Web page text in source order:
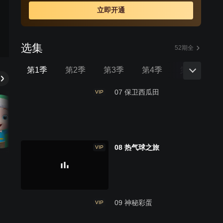
立即开通
选集 52期全
第1季 第2季 第3季 第4季 第5季
VIP 07 保卫西瓜田
VIP 08 热气球之旅
VIP 09 神秘彩蛋